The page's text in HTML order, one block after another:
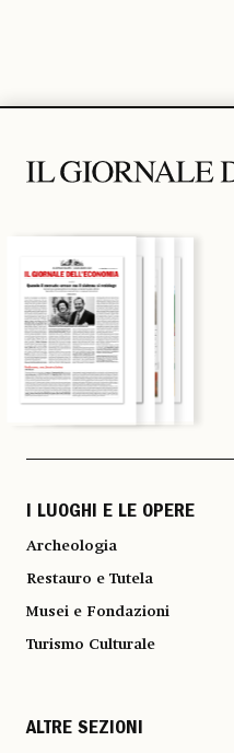
I LUOGHI E LE OPERE
Archeologia
Restauro e Tutela
Musei e Fondazioni
Turismo Culturale
ALTRE SEZIONI